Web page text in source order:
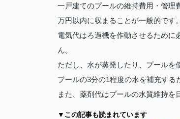
一戸建てのプールの維持費用・管理
万円以内に収まることが一般的です。
電気代はろ過機を作動させるため
ん。
ただし、水が蒸発したり、プールを
プールの3分の1程度の水を補充する
また、薬剤代はプールの水質維持を
▼この記事も読まれています